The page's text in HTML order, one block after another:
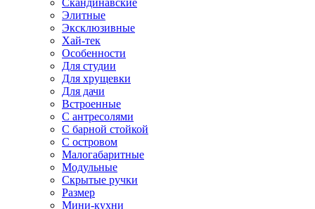
Скандинавские
Элитные
Эксклюзивные
Хай-тек
Особенности
Для студии
Для хрущевки
Для дачи
Встроенные
С антресолями
С барной стойкой
С островом
Малогабаритные
Модульные
Скрытые ручки
Размер
Мини-кухни